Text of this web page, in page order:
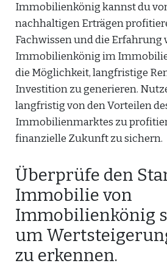
Immobilienkönig kannst du
nachhaltigen Erträgen
Fachwissen und die Erfahrung
Immobilienkönig im
die Möglichkeit, langfristige
Investition zu generieren.
langfristig von den Vorteilen
Immobilienmarktes zu
finanzielle Zukunft zu sichern.
Überprüfe den
Immobilie von
Immobilienkönig
um
zu erkennen.